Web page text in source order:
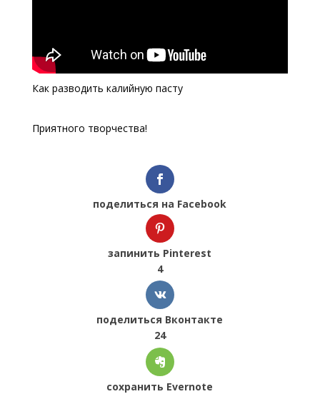
Как разводить калийную пасту
Приятного творчества!
поделиться на Facebook
запинить Pinterest
4
поделиться Вконтакте
24
сохранить Evernote